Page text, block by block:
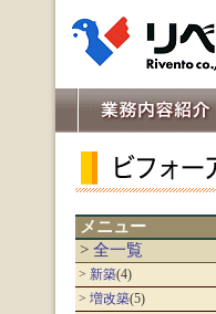
メニュー
> 全一覧
> 新築(4)
> 増改築(5)